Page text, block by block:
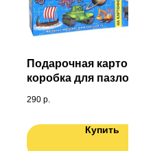
Подарочная
коробка для пазлов
290 р.
Купить